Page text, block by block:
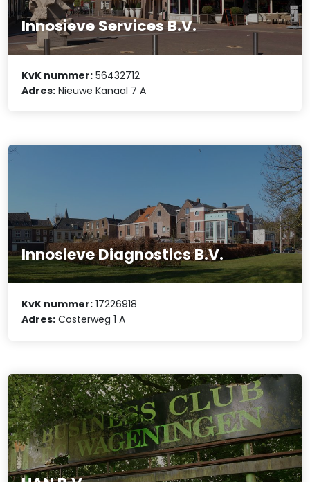
Innosieve Services B.V.
KvK nummer: 56432712
Adres: Nieuwe Kanaal 7 A
Innosieve Diagnostics B.V.
KvK nummer: 17226918
Adres: Costerweg 1 A